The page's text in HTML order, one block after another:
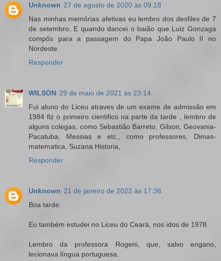
Unknown 27 de agosto de 2020 às 09:18
Nas minhas memórias afetivas eu lembro dos desfiles de 7
de setembro. E quando dancei o baião que Luiz Gonzaga
compôs para a passagem do Papa João Paulo II no
Nordeste.
Responder
WILSON 29 de maio de 2021 às 23:14
Fui aluno do Liceu atraves de um exame de admissão em
1984 fiz o primeiro cientifico na parte da tarde , lembro de
alguns colegas, como Sebastião Barreto, Gilson, Geovania-
Pacatuba, Messias e etc., como professores, Dimas-
matematica, Suzana Historia,
Responder
Unknown 21 de janeiro de 2022 às 17:36
Boa tarde.
Eu também estudei no Liceu do Ceará, nos idos de 1978.
Lembro da professora Rogeni, que, salvo engano,
lecionava língua portuguesa.